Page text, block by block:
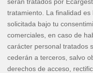
tratamiento. La finalidad
solicitada bajo tu
comerciales, en caso de
carácter personal tratados
cederán a terceros, salvo
derechos de acceso,